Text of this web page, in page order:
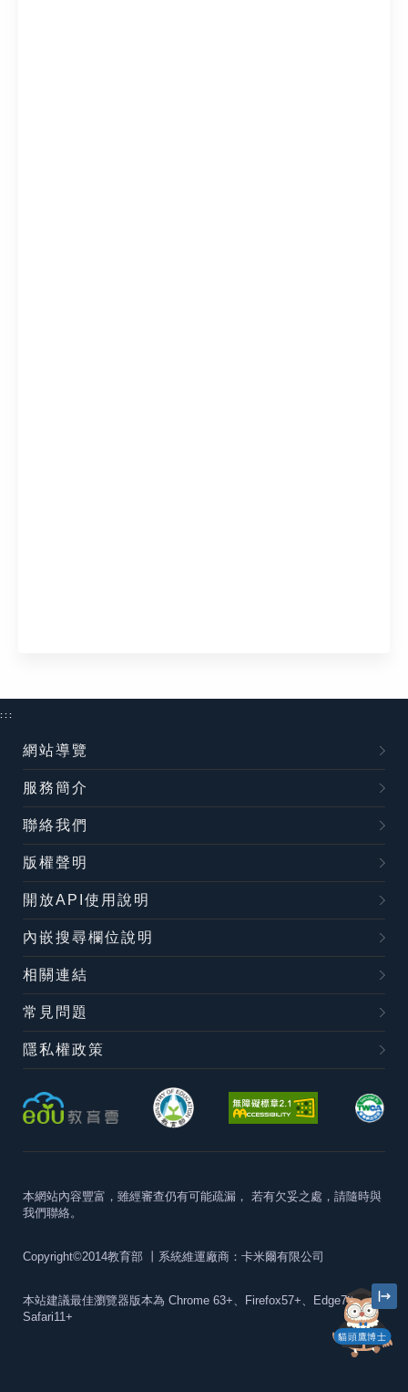
貓頭鷹博士
:::
網站導覽
服務簡介
聯絡我們
版權聲明
開放API使用說明
內嵌搜尋欄位說明
相關連結
常見問題
隱私權政策
本網站內容豐富，雖經審查仍有可能疏漏， 若有欠妥之處，請隨時與
我們聯絡。
Copyright©2014教育部 丨系統維運廠商：卡米爾有限公司
本站建議最佳瀏覽器版本為 Chrome 63+、Firefox57+、Edge79+及
Safari11+